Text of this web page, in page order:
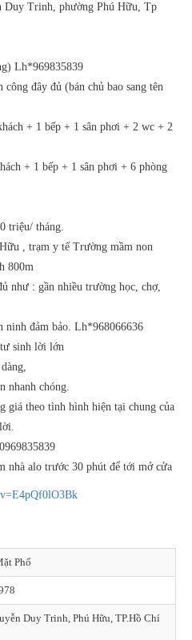
Duy Trinh, phường Phú Hữu, Tp
Lh*969835839
đây đủ (bán chủ bao sang tên
+ 1 bếp + 1 sân phơi + 2 wc + 2
+ 1 bếp + 1 sân phơi + 6 phòng
triệu/ tháng.
, trạm y tế Trường mầm non
800m
như : gần nhiều trường học, chợ,
ninh đảm bảo. Lh*968066636
sinh lời lớn
nhanh chóng.
giá theo tình hình hiện tại chung của
nhà alo trước 30 phút để tới mở cửa
Phố
Duy Trinh, Phú Hữu, TP.Hồ Chí